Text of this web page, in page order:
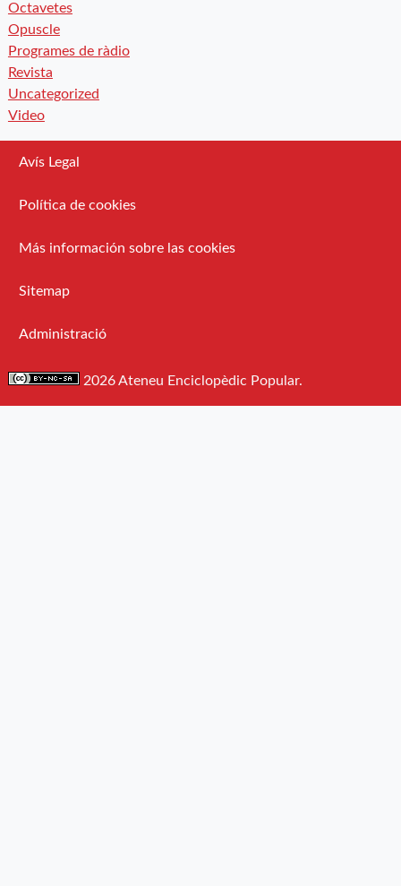
Octavetes
Opuscle
Programes de ràdio
Revista
Uncategorized
Video
Avís Legal
Política de cookies
Más información sobre las cookies
Sitemap
Administració
2026 Ateneu Enciclopèdic Popular.